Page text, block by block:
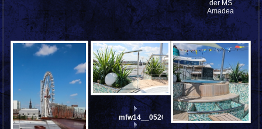
der MS
Amadea
mfw14__052013